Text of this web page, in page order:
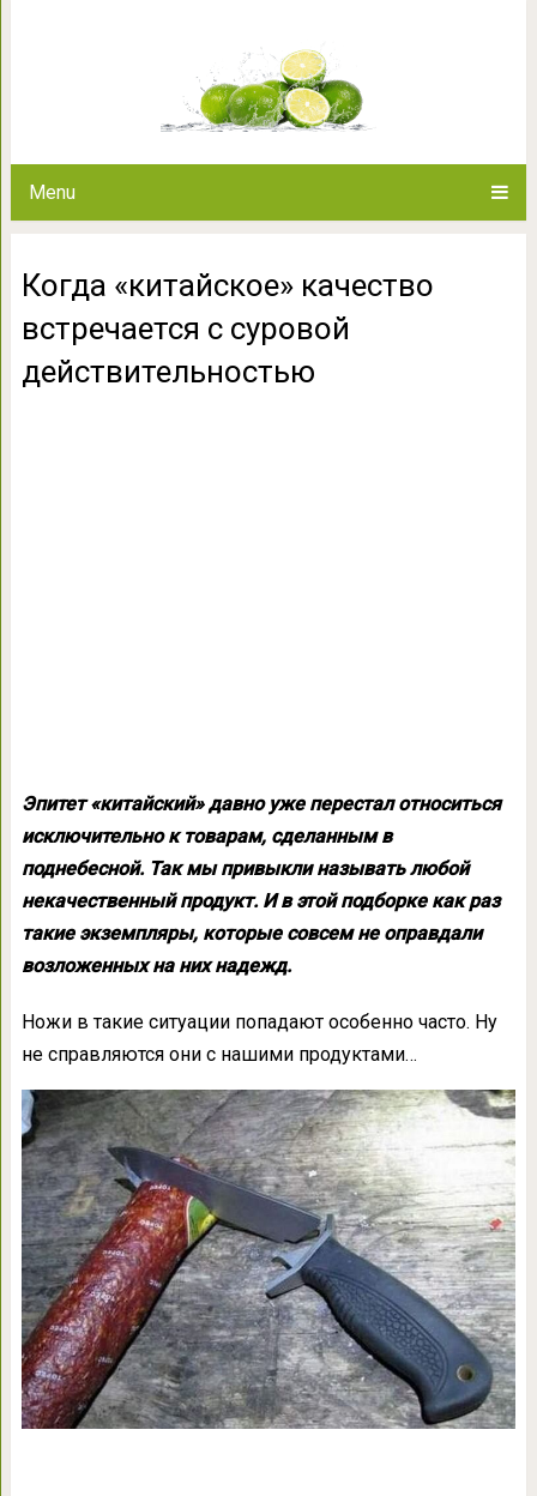
Menu
Когда «китайское» качество
встречается с суровой
действительностью
Эпитет «китайский» давно уже перестал относиться
исключительно к товарам, сделанным в
поднебесной. Так мы привыкли называть любой
некачественный продукт. И в этой подборке как раз
такие экземпляры, которые совсем не оправдали
возложенных на них надежд.
Ножи в такие ситуации попадают особенно часто. Ну
не справляются они с нашими продуктами…